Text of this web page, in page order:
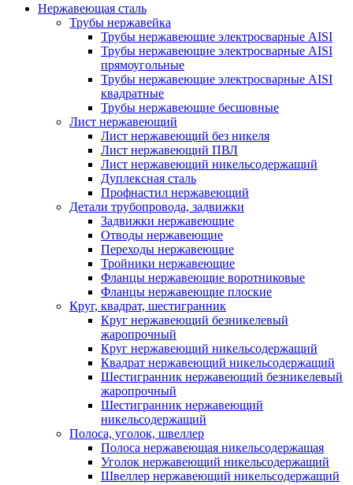
Нержавеющая сталь
Трубы нержавейка
Трубы нержавеющие электросварные AISI
Трубы нержавеющие электросварные AISI
прямоугольные
Трубы нержавеющие электросварные AISI
квадратные
Трубы нержавеющие бесшовные
Лист нержавеющий
Лист нержавеющий без никеля
Лист нержавеющий ПВЛ
Лист нержавеющий никельсодержащий
Дуплексная сталь
Профнастил нержавеющий
Детали трубопровода, задвижки
Задвижки нержавеющие
Отводы нержавеющие
Переходы нержавеющие
Тройники нержавеющие
Фланцы нержавеющие воротниковые
Фланцы нержавеющие плоские
Круг, квадрат, шестигранник
Круг нержавеющий безникелевый
жаропрочный
Круг нержавеющий никельсодержащий
Квадрат нержавеющий никельсодержащий
Шестигранник нержавеющий безникелевый
жаропрочный
Шестигранник нержавеющий
никельсодержащий
Полоса, уголок, швеллер
Полоса нержавеющая никельсодержащая
Уголок нержавеющий никельсодержащий
Швеллер нержавеющий никельсодержащий